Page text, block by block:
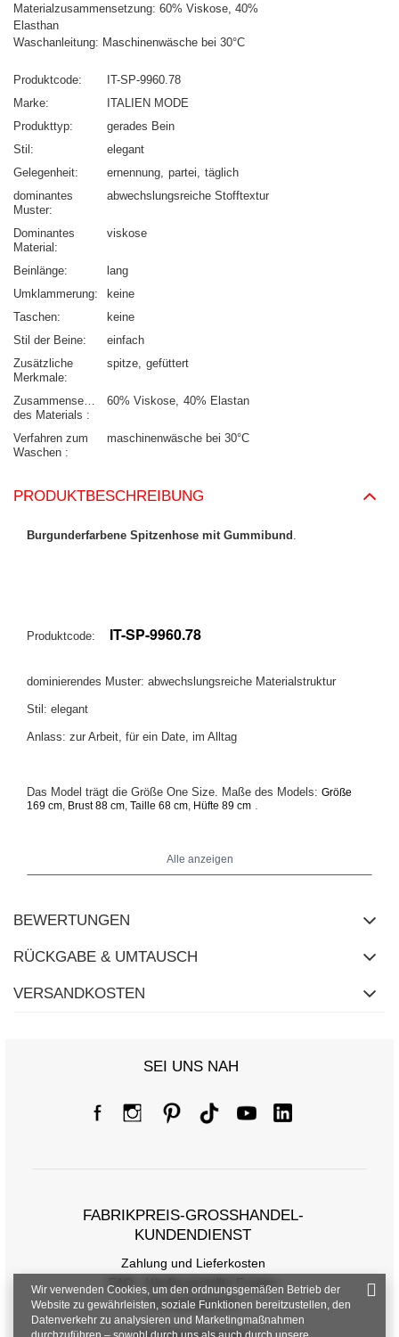
Materialzusammensetzung: 60% Viskose, 40%
Elasthan
Waschanleitung: Maschinenwäsche bei 30°C
Produktcode
IT-SP-9960.78
Marke
ITALIEN MODE
Produkttyp
gerades Bein
Stil
elegant
Gelegenheit
ernennung partei
täglich
dominantes
Muster
abwechslungsreiche Stofftextur
Dominantes
Material
viskose
Beinlänge
lang
Umklammerung
keine
Taschen
keine
Stil der Beine
einfach
Zusätzliche
Merkmale
spitze gefüttert
Zusammensetzung
des Materials
60% Viskose 40% Elastan
Verfahren zum
Waschen
maschinenwäsche bei 30°C
PRODUKTBESCHREIBUNG
Burgunderfarbene Spitzenhose mit Gummibund .
Produktcode: IT-SP-9960.78
dominierendes Muster: abwechslungsreiche Materialstruktur
Stil: elegant
Anlass: zur Arbeit, für ein Date, im Alltag
Das Model trägt die Größe One Size. Maße des Models: Größe
169 cm, Brust 88 cm, Taille 68 cm, Hüfte 89 cm .
Maße der Hose in Größe One Size: Breite in der Taille - 30 cm
(flach),Breite in der Taille - 58 cm (dehnbar),Breite in der Hüfte -
Alle anzeigen
BEWERTUNGEN
RÜCKGABE & UMTAUSCH
VERSANDKOSTEN
SEI UNS NAH
FABRIKPREIS-GROSSHANDEL-K
UNDENDIENST
Zahlung und Lieferkosten
FAQ - Häufig gestellte Fragen
Rückgabepolitik
Wir verwenden Cookies, um den ordnungsgemäßen Betrieb der
Website zu gewährleisten, soziale Funktionen bereitzustellen, den
Datenverkehr zu analysieren und Marketingmaßnahmen